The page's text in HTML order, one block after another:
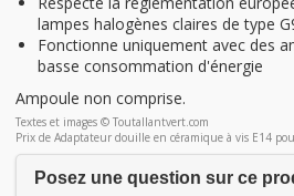
lampes halogènes claires de type
Fonctionne uniquement avec des
basse consommation d'énergie
Ampoule non comprise.
Textes et images © Toutallantvert.com
Prix de Adaptateur douille en céramique à vis E14
Posez une question sur ce